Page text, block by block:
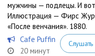
мужчины — подлецы. И
Иллюстрация — Фирс
«После венчания». 1880.
Cafe Puffin
20 минут
Слушать